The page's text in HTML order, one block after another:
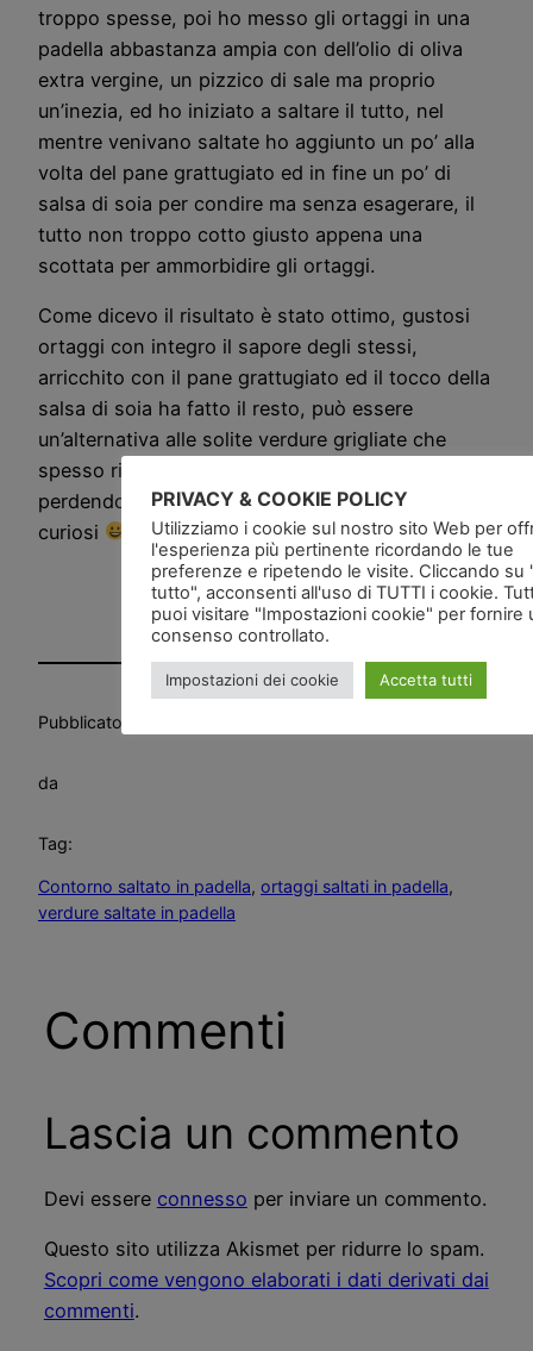
troppo spesse, poi ho messo gli ortaggi in una
padella abbastanza ampia con dell’olio di oliva
extra vergine, un pizzico di sale ma proprio
un’inezia, ed ho iniziato a saltare il tutto, nel
mentre venivano saltate ho aggiunto un po’ alla
volta del pane grattugiato ed in fine un po’ di
salsa di soia per condire ma senza esagerare, il
tutto non troppo cotto giusto appena una
scottata per ammorbidire gli ortaggi.
Come dicevo il risultato è stato ottimo, gustosi
ortaggi con integro il sapore degli stessi,
arricchito con il pane grattugiato ed il tocco della
salsa di soia ha fatto il resto, può essere
un’alternativa alle solite verdure grigliate che
spesso rimangono pesanti e piene di olio
perdendo anche il sapore, da provare … se siete
curiosi
Pubblicato
da
Tag:
Contorno saltato in padella, ortaggi saltati in padella
verdure saltate in padella
Commenti
Lascia un commento
Devi essere connesso per inviare un commento.
Questo sito utilizza Akismet per ridurre lo spam.
Scopri come vengono elaborati i dati derivati dai
commenti.
PRIVACY & COOKIE POLICY
Utilizziamo i cookie sul nostro sito Web per
l'esperienza più pertinente ricordando le tue
preferenze e ripetendo le visite. Cliccando su
tutto", acconsenti all'uso di TUTTI i cookie.
puoi visitare "Impostazioni cookie" per fornire
consenso controllato.
Impostazioni dei cookie Accetta tutti